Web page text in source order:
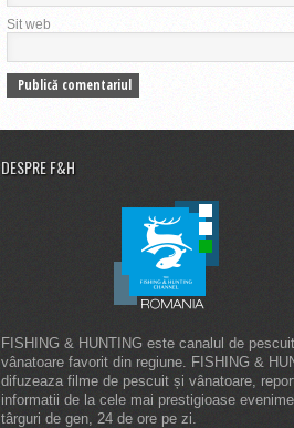
Sit web
DESPRE F&H
FISHING & HUNTING este canalul de
vânatoare favorit din regiune. FISHING &
difuzeaza filme de pescuit și vânatoare,
informatii de la cele mai prestigioase
târguri de gen, 24 de ore pe zi.